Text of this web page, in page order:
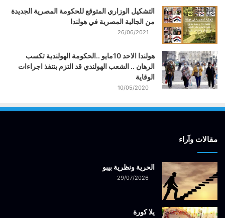
التشكيل الوزاري المتوقع للحكومة المصرية الجديدة
من الجالية المصرية في هولندا
26/06/2021
هولندا الاحد 10مايو ..الحكومة الهولندية تكسب
الرهان .. الشعب الهولندي قد التزم بتنفذ اجراءات
الوقاية
10/05/2020
مقالات وآراء
الحرية ونظرية بيبو
29/07/2026
يلا كورة